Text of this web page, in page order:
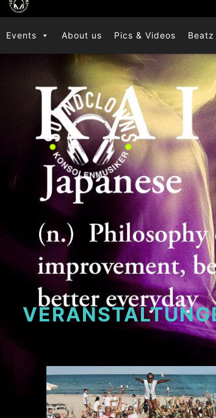
Zum
springen
Events About us Pics & Videos